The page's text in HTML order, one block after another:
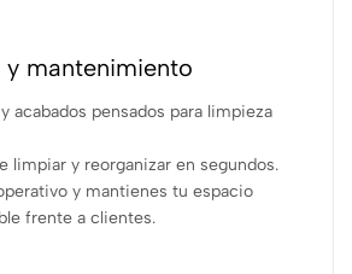
y mantenimiento
acabados pensados para limpieza
limpiar y reorganizar en segundos.
y mantienes tu espacio
frente a clientes.